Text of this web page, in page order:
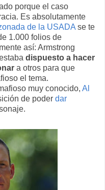
porque el caso
Es absolutamente
de la USADA se te
1.000 folios de
así: Armstrong
dispuesto a hacer
a otros para que
el tema.
muy conocido, Al
de poder dar